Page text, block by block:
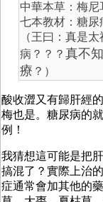
中華本草：梅尼
七本教材：糖尿
（王曰：真是
病？？？ 真不
療 ？）
酸收澀又有歸肝經
梅也是。糖尿病的
例！
我猜想這可能是把
搞混了？實際上治
症通常會加其他的